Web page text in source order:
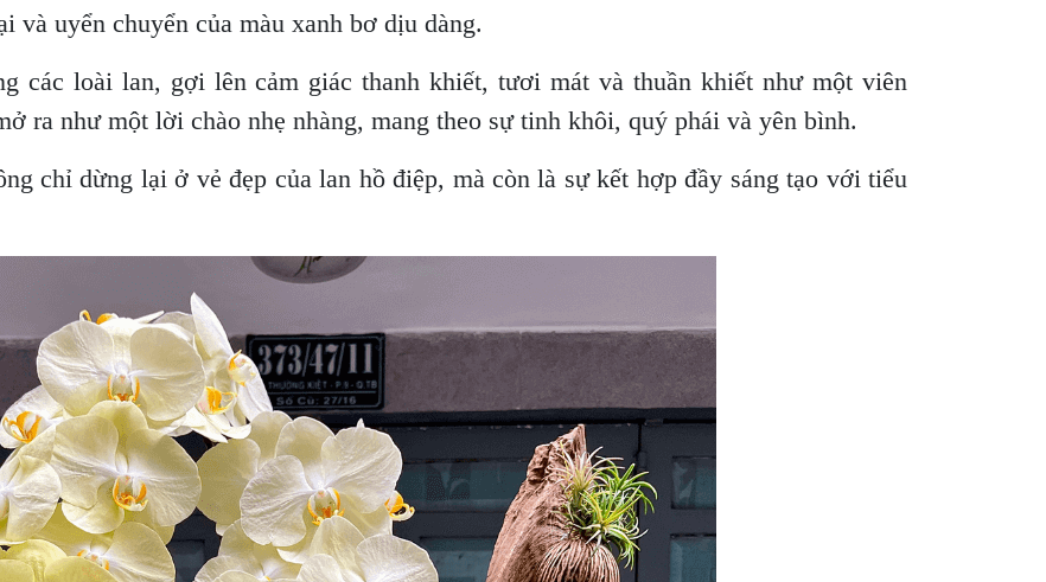
và uyển chuyển của màu xanh bơ dịu dàng.
các loài lan, gợi lên cảm giác thanh khiết, tươi mát và thuần khiết như một viên
ra như một lời chào nhẹ nhàng, mang theo sự tinh khôi, quý phái và yên bình.
chỉ dừng lại ở vẻ đẹp của lan hồ điệp, mà còn là sự kết hợp đầy sáng tạo với tiểu